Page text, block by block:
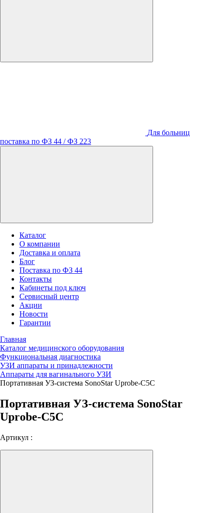
Для больниц
поставка по ФЗ 44 / ФЗ 223
Каталог
О компании
Доставка и оплата
Блог
Поставка по ФЗ 44
Контакты
Кабинеты под ключ
Сервисный центр
Акции
Новости
Гарантии
Главная
Каталог медицинского оборудования
Функциональная диагностика
УЗИ аппараты и принадлежности
Аппараты для вагинального УЗИ
Портативная УЗ-система SonoStar Uprobe-C5C
Портативная УЗ-система SonoStar
Uprobe-C5C
Артикул :